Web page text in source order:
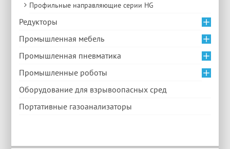
Профильные направляющие серии HG
Редукторы
Промышленная мебель
Промышленная пневматика
Промышленные роботы
Оборудование для взрывоопасных сред
Портативные газоанализаторы